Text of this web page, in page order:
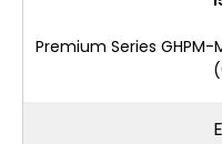
Premium Series GHPM-